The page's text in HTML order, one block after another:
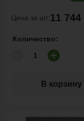
Цена за шт:11 744
Количество:
В корзину